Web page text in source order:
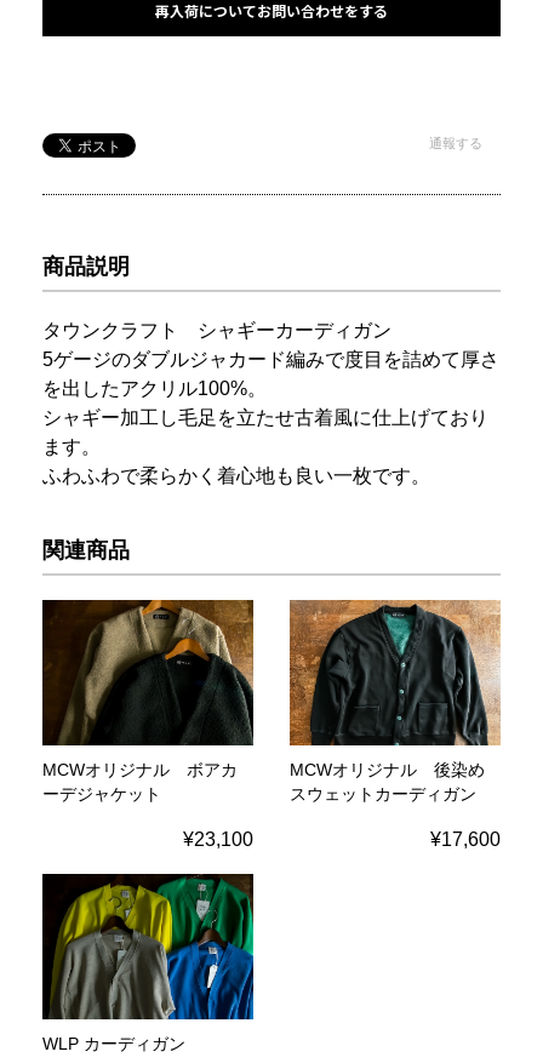
再入荷についてお問い合わせをする
通報する
商品説明
タウンクラフト シャギーカーディガン
5ゲージのダブルジャカード編みで度目を詰めて厚さ
を出したアクリル100%。
シャギー加工し毛足を立たせ古着風に仕上げており
ます。
ふわふわで柔らかく着心地も良い一枚です。
関連商品
MCWオリジナル ボアカ
ーデジャケット
¥23,100
MCWオリジナル 後染め
スウェットカーディガン
¥17,600
WLP カーディガン